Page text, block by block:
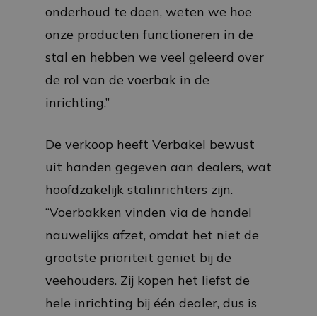
onderhoud te doen, weten we hoe
onze producten functioneren in de
stal en hebben we veel geleerd over
de rol van de voerbak in de
inrichting.”
De verkoop heeft Verbakel bewust
uit handen gegeven aan dealers, wat
hoofdzakelijk stalinrichters zijn.
“Voerbakken vinden via de handel
nauwelijks afzet, omdat het niet de
grootste prioriteit geniet bij de
veehouders. Zij kopen het liefst de
hele inrichting bij één dealer, dus is